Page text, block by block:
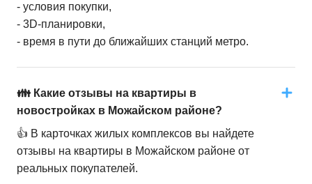
- условия покупки,
- 3D-планировки,
- время в пути до ближайших станций метро.
👪 Какие отзывы на квартиры в
новостройках в Можайском районе?
👍 В карточках жилых комплексов вы найдете
отзывы на квартиры в Можайском районе от
реальных покупателей.